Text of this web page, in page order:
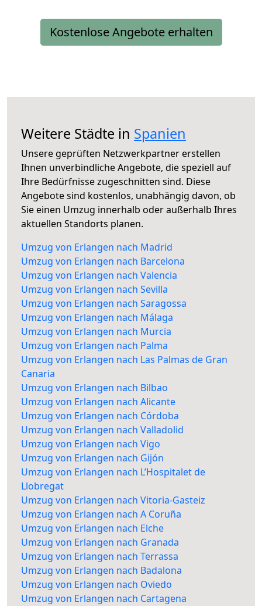
Kostenlose Angebote erhalten
Weitere Städte in Spanien
Unsere geprüften Netzwerkpartner erstellen
Ihnen unverbindliche Angebote, die speziell auf
Ihre Bedürfnisse zugeschnitten sind. Diese
Angebote sind kostenlos, unabhängig davon, ob
Sie einen Umzug innerhalb oder außerhalb Ihres
aktuellen Standorts planen.
Umzug von Erlangen nach Madrid
Umzug von Erlangen nach Barcelona
Umzug von Erlangen nach Valencia
Umzug von Erlangen nach Sevilla
Umzug von Erlangen nach Saragossa
Umzug von Erlangen nach Málaga
Umzug von Erlangen nach Murcia
Umzug von Erlangen nach Palma
Umzug von Erlangen nach Las Palmas de Gran
Canaria
Umzug von Erlangen nach Bilbao
Umzug von Erlangen nach Alicante
Umzug von Erlangen nach Córdoba
Umzug von Erlangen nach Valladolid
Umzug von Erlangen nach Vigo
Umzug von Erlangen nach Gijón
Umzug von Erlangen nach L’Hospitalet de
Llobregat
Umzug von Erlangen nach Vitoria-Gasteiz
Umzug von Erlangen nach A Coruña
Umzug von Erlangen nach Elche
Umzug von Erlangen nach Granada
Umzug von Erlangen nach Terrassa
Umzug von Erlangen nach Badalona
Umzug von Erlangen nach Oviedo
Umzug von Erlangen nach Cartagena